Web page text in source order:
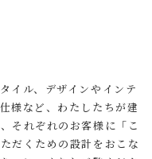
イル、デザインやインテ
様など、わたしたちが建
それぞれのお客様に「こ
だくための設計をおこな